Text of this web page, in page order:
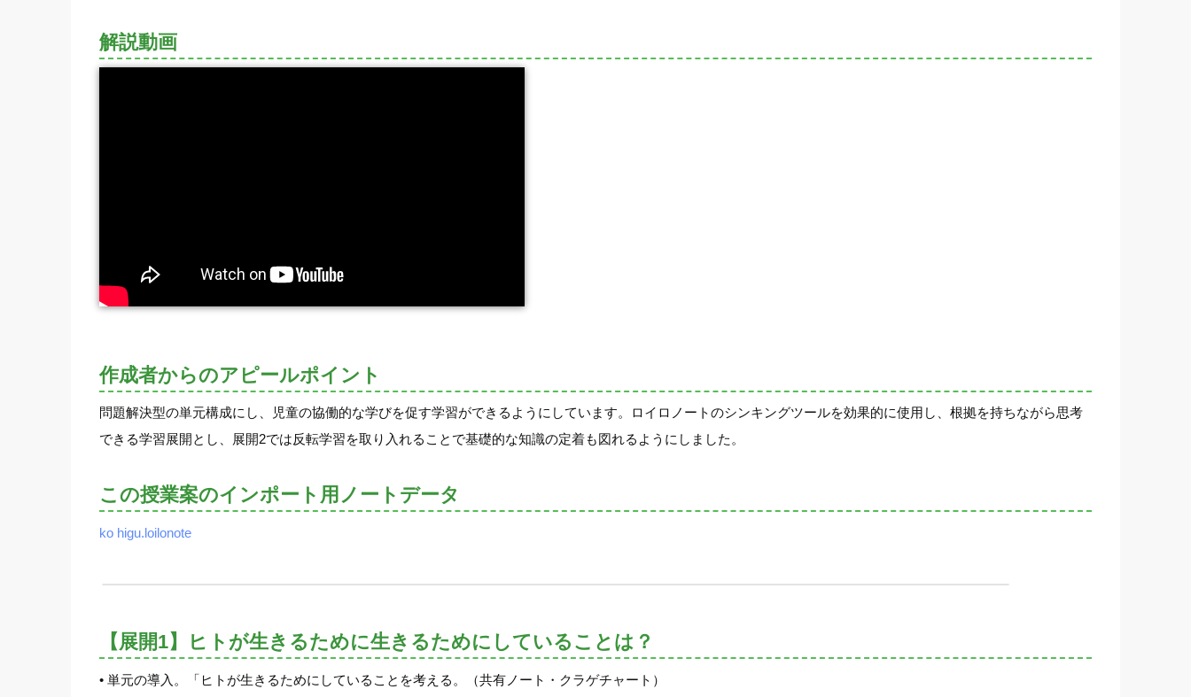
解説動画
作成者からのアピールポイント
問題解決型の単元構成にし、児童の協働的な学びを促す学習ができるようにしています。ロイロノートのシンキングツールを効果的に使用し、根拠を持ちながら思考
できる学習展開とし、展開2では反転学習を取り入れることで基礎的な知識の定着も図れるようにしました。
この授業案のインポート用ノートデータ
ko higu.loilonote
【展開1】ヒトが生きるために生きるためにしていることは？
• 単元の導入。「ヒトが生きるためにしていることを考える。（共有ノート・クラゲチャート）